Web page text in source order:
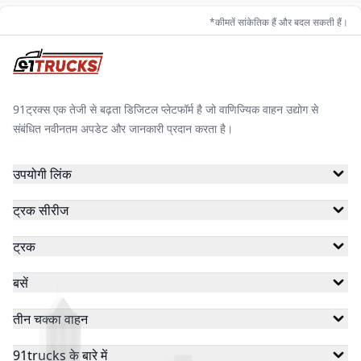
केटो मोटर्स
जेम ईवी जीकॉन ऑटोमोटिव
ठुकराल इलेक्ट्रिक
*कीमतें सांकेतिक हैं और बदल सकती हैं।
91ट्रक्स एक तेजी से बढ़ता डिजिटल प्लेटफॉर्म है जो वाणिज्यिक वाहन उद्योग से
संबंधित नवीनतम अपडेट और जानकारी प्रदान करता है।
उपयोगी लिंक
ट्रक सीरीज
ट्रक
बसें
तीन चक्का वाहन
91trucks के बारे में